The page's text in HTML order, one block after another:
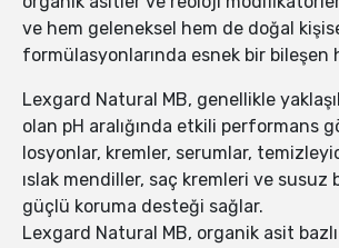
ve hem geleneksel hem de doğal
formülasyonlarında esnek bir bileşen
Lexgard Natural MB, genellikle
olan pH aralığında etkili performans
losyonlar, kremler, serumlar,
ıslak mendiller, saç kremleri ve susuz
güçlü koruma desteği sağlar.
Lexgard Natural MB, organik asit